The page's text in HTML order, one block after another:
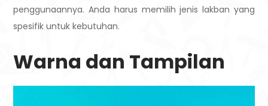
penggunaannya. Anda harus memilih jenis lakban yang
spesifik untuk kebutuhan.
Warna dan Tampilan